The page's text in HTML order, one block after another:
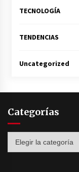
TECNOLOGÍA
TENDENCIAS
Uncategorized
Categorías